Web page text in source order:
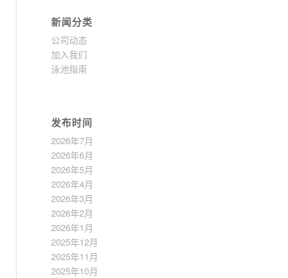
新闻分类
公司动态
加入我们
泳池指南
发布时间
2026年7月
2026年6月
2026年5月
2026年4月
2026年3月
2026年2月
2026年1月
2025年12月
2025年11月
2025年10月